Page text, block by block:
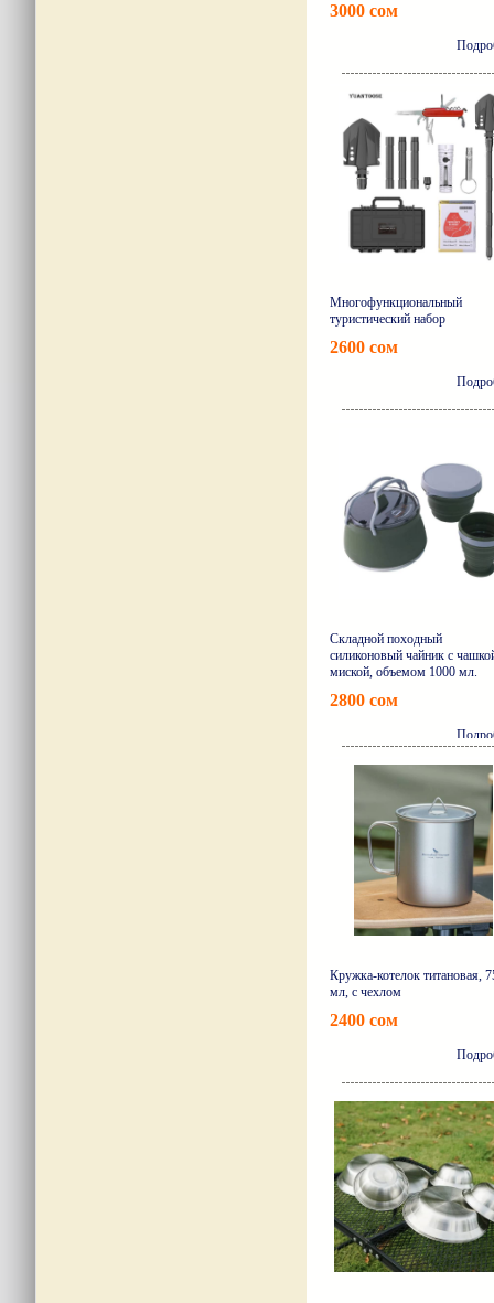
3000 сом
Многофункциональный
туристический набор
2600 сом
Складной походный
силиконовый чайник с
миской, объемом 1000 мл.
2800 сом
Кружка-котелок титановая,
мл, с чехлом
2400 сом